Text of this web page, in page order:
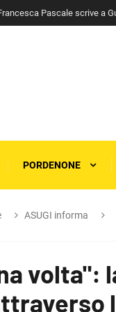
Pascale scrive a
PORDENONE
ASUGI informa
volta":